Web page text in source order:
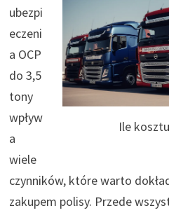
Ile
ubezpi
eczeni
a OCP
do 3,5
tony
wpływ
a
wiele
czynników, które warto
zakupem polisy. Przede